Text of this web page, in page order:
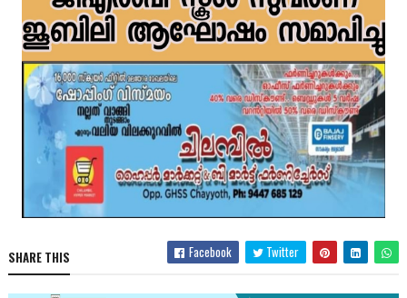
SHARE THIS Facebook Twitter